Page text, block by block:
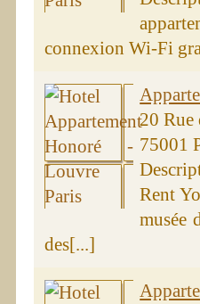
connexion Wi-Fi
20
75001
Rent
musée
des[...]